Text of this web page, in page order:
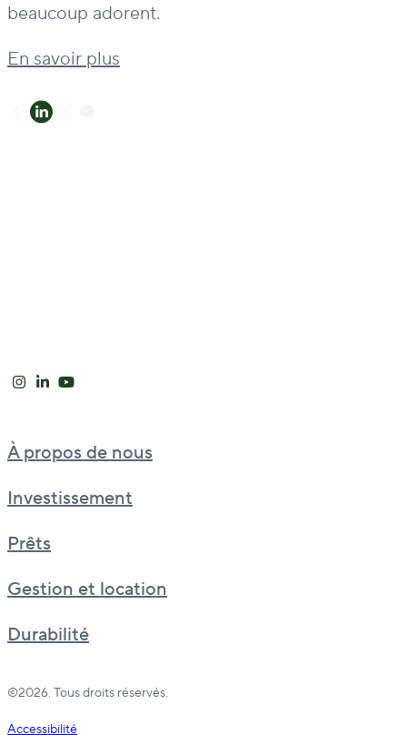
beaucoup adorent.
En savoir plus
À propos de nous
Investissement
Prêts
Gestion et location
Durabilité
©2026. Tous droits réservés.
Accessibilité